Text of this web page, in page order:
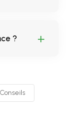
?
Conseils